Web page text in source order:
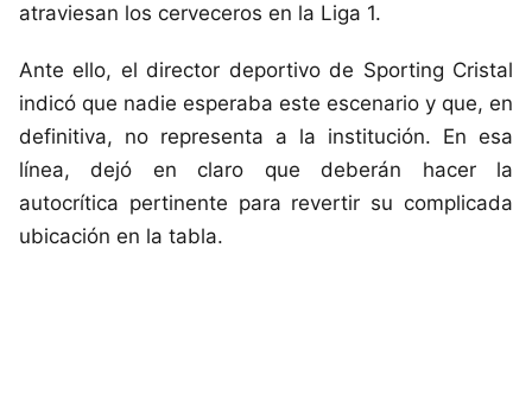
atraviesan los cerveceros en la Liga 1.
Ante ello, el director deportivo de Sporting Cristal
indicó que nadie esperaba este escenario y que, en
definitiva, no representa a la institución. En esa
línea, dejó en claro que deberán hacer la
autocrítica pertinente para revertir su complicada
ubicación en la tabla.